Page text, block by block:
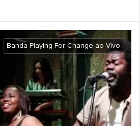
Banda Playing For Change ao Vivo